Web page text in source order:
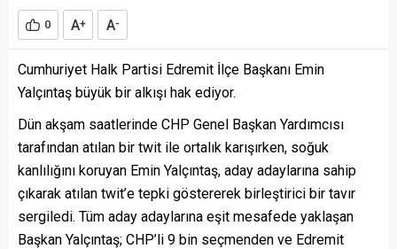
0 A+ A-
Cumhuriyet Halk Partisi Edremit İlçe Başkanı Emin
Yalçıntaş büyük bir alkışı hak ediyor.
Dün akşam saatlerinde CHP Genel Başkan Yardımcısı
tarafından atılan bir twit ile ortalık karışırken, soğuk
kanlılığını koruyan Emin Yalçıntaş, aday adaylarına sahip
çıkarak atılan twit’e tepki göstererek birleştirici bir tavır
sergiledi. Tüm aday adaylarına eşit mesafede yaklaşan
Başkan Yalçıntaş; CHP’li 9 bin seçmenden ve Edremit